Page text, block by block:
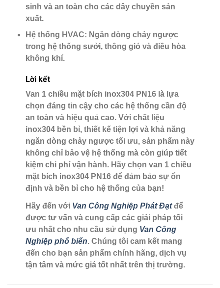
sinh và an toàn cho các dây chuyền sản
xuất.
Hệ thống HVAC: Ngăn dòng chảy ngược
trong hệ thống sưởi, thông gió và điều hòa
không khí.
Lời kết
Van 1 chiều mặt bích inox304 PN16 là lựa
chọn đáng tin cậy cho các hệ thống cần độ
an toàn và hiệu quả cao. Với chất liệu
inox304 bền bỉ, thiết kế tiện lợi và khả năng
ngăn dòng chảy ngược tối ưu, sản phẩm này
không chỉ bảo vệ hệ thống mà còn giúp tiết
kiệm chi phí vận hành. Hãy chọn van 1 chiều
mặt bích inox304 PN16 để đảm bảo sự ổn
định và bền bỉ cho hệ thống của bạn!
Hãy đến vớiVan Công Nghiệp Phát Đạtđể
được tư vấn và cung cấp các giải pháp tối
ưu nhất cho nhu cầu sử dụng Van Công
Nghiệp phổ biến. Chúng tôi cam kết mang
đến cho bạn sản phẩm chính hãng, dịch vụ
tận tâm và mức giá tốt nhất trên thị trường.